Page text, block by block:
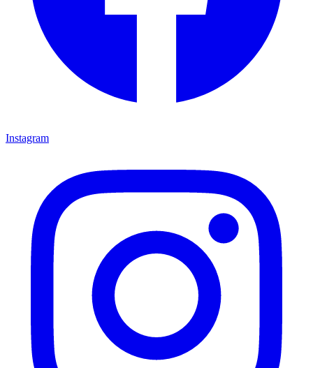
Instagram